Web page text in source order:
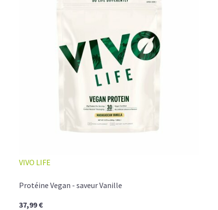
VIVO LIFE
Protéine Vegan - saveur Vanille
37,99 €